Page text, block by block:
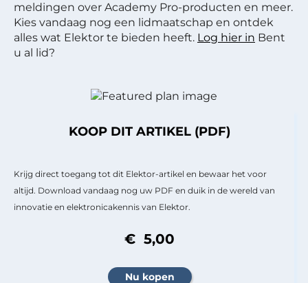
meldingen over Academy Pro-producten en meer.
Kies vandaag nog een lidmaatschap en ontdek
alles wat Elektor te bieden heeft. Log hier in Bent
u al lid?
KOOP DIT ARTIKEL (PDF)
Krijg direct toegang tot dit Elektor-artikel en bewaar het voor
altijd. Download vandaag nog uw PDF en duik in de wereld van
innovatie en elektronicakennis van Elektor.
€ 5,00